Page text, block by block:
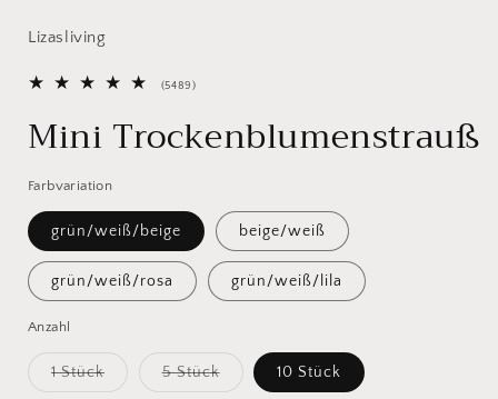
Lizasliving
(5489)5489
insgesamt
Mini Trockenblumenstrauß
Farbvariation
grün/weiß/beige beige/weiß
grün/weiß/rosa grün/weiß/lila
Anzahl
1 StückVariante5 StückVariante
ausverkauft
10 Stück